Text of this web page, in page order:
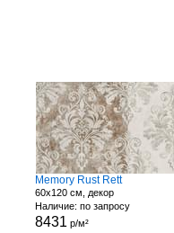
Memory Rust Rett
60x120 см, декор
Наличие: по запросу
8431 р/м²